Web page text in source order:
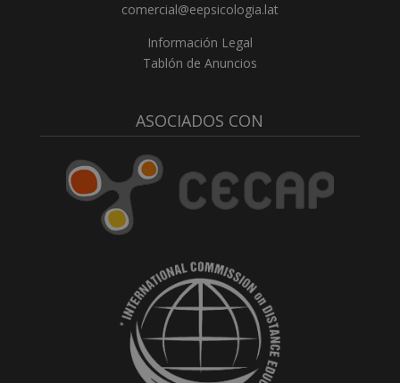
comercial@eepsicologia.lat
Información Legal
Tablón de Anuncios
ASOCIADOS CON